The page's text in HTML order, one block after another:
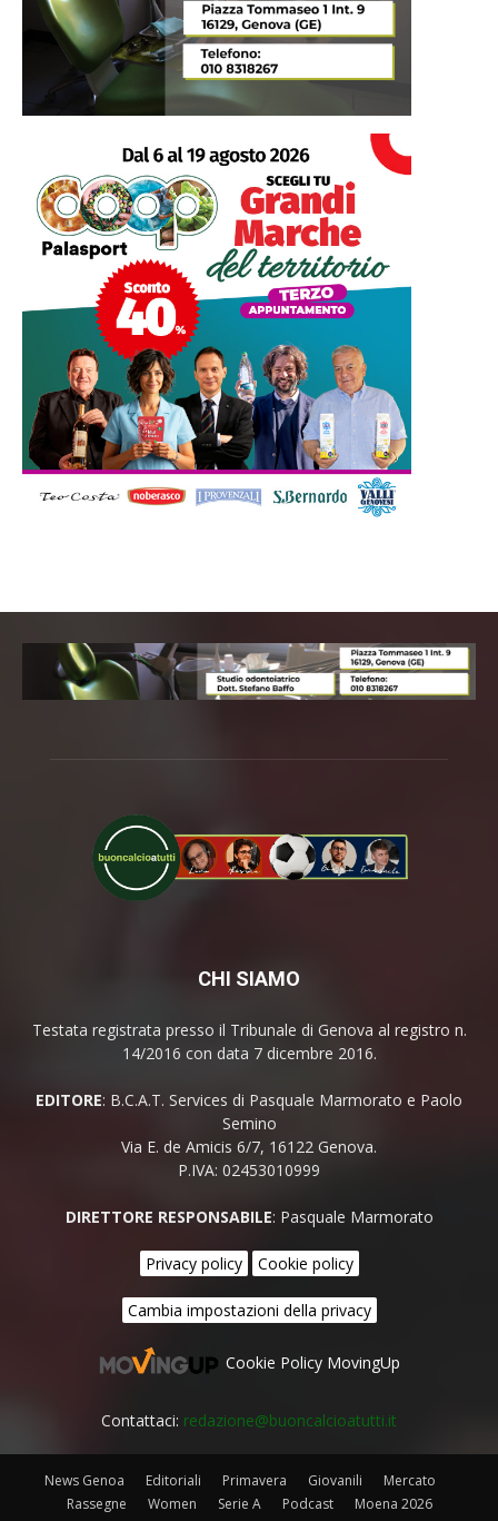
CHI SIAMO
Testata registrata presso il Tribunale di Genova al registro n.
14/2016 con data 7 dicembre 2016.
EDITORE: B.C.A.T. Services di Pasquale Marmorato e Paolo
Semino
Via E. de Amicis 6/7, 16122 Genova.
P.IVA: 02453010999
DIRETTORE RESPONSABILE: Pasquale Marmorato
Privacy policy Cookie policy
Cambia impostazioni della privacy
Cookie Policy MovingUp
Contattaci: redazione@buoncalcioatutti.it
News Genoa Editoriali Primavera Giovanili
Mercato
Rassegne
Women Serie A Podcast Moena 2026